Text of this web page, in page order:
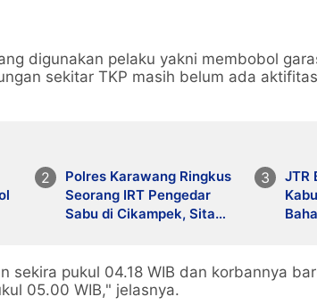
digunakan pelaku yakni membobol
sekitar TKP masih belum ada
Polres Karawang Ringkus
Seorang IRT Pengedar
Sabu di Cikampek, Sita
JTR
sekira pukul 04.18 WIB dan korbannya
05.00 WIB," jelasnya.